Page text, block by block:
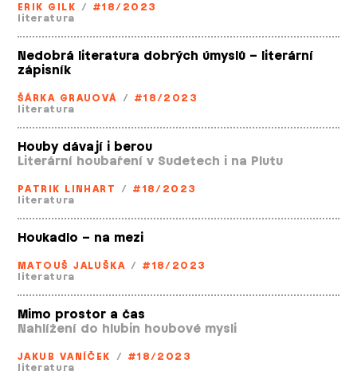
ERIK GILK / #18/2023
literatura
Nedobrá literatura dobrých úmyslů – literární
zápisník
ŠÁRKA GRAUOVÁ / #18/2023
literatura
Houby dávají i berou
Literární houbaření v Sudetech i na Plutu
PATRIK LINHART / #18/2023
literatura
Houkadlo – na mezi
MATOUŠ JALUŠKA / #18/2023
literatura
Mimo prostor a čas
Nahlížení do hlubin houbové mysli
JAKUB VANÍČEK / #18/2023
literatura